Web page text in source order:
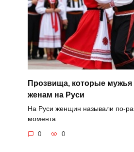
Прозвища, которые мужья
женам на Руси
На Руси женщин называли по-
момента
0 0